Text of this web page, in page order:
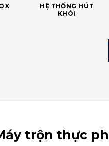
HỆ THỐNG HÚT
KHÓI
trộn thực